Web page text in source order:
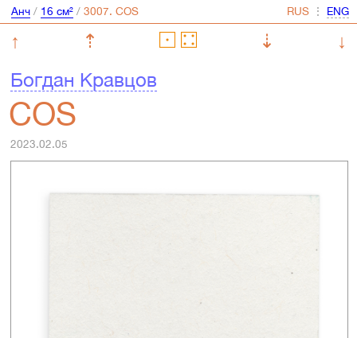
Анч/ 16 см²/ ⋮
↑ ⇡ ⇣
↓
Богдан Кравцов
COS
2023.02.05